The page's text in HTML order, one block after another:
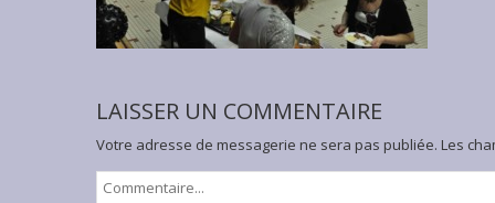
LAISSER UN COMMENTAIRE
Votre adresse de messagerie ne sera pas publiée. Les